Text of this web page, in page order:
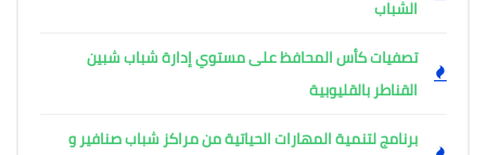
الشباب
تصفيات كأس المحافظ على مستوي إدارة شباب شبين
القناطر بالقليوبية
برنامج لتنمية المهارات الحياتية من مراكز شباب صنافير و